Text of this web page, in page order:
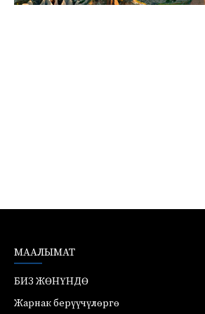
МААЛЫМАТ
БИЗ ЖӨНҮНДӨ
Жарнак берүүчүлөргө